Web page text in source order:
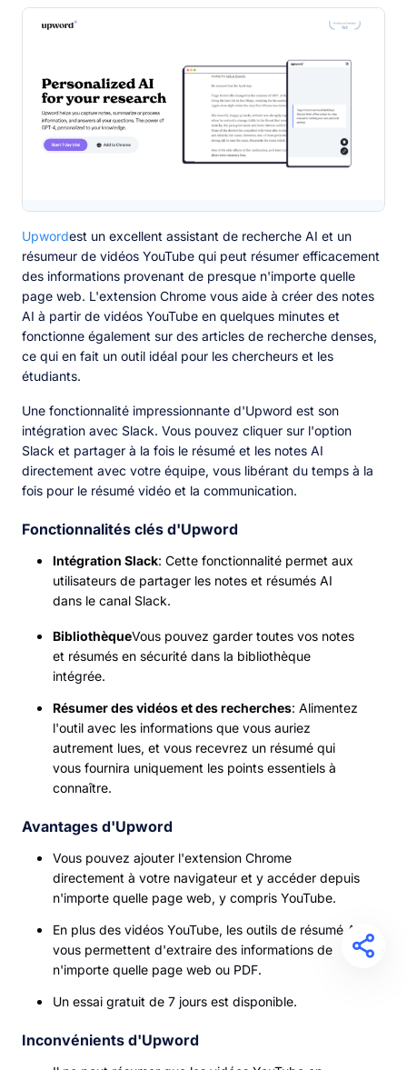
Upwordest un excellent assistant de recherche AI et un
résumeur de vidéos YouTube qui peut résumer efficacement
des informations provenant de presque n'importe quelle
page web. L'extension Chrome vous aide à créer des notes
AI à partir de vidéos YouTube en quelques minutes et
fonctionne également sur des articles de recherche denses,
ce qui en fait un outil idéal pour les chercheurs et les
étudiants.
Une fonctionnalité impressionnante d'Upword est son
intégration avec Slack. Vous pouvez cliquer sur l'option
Slack et partager à la fois le résumé et les notes AI
directement avec votre équipe, vous libérant du temps à la
fois pour le résumé vidéo et la communication.
Fonctionnalités clés d'Upword
Intégration Slack: Cette fonctionnalité permet aux
utilisateurs de partager les notes et résumés AI
dans le canal Slack.
BibliothèqueVous pouvez garder toutes vos notes
et résumés en sécurité dans la bibliothèque
intégrée.
Résumer des vidéos et des recherches: Alimentez
l'outil avec les informations que vous auriez
autrement lues, et vous recevrez un résumé qui
vous fournira uniquement les points essentiels à
connaître.
Avantages d'Upword
Vous pouvez ajouter l'extension Chrome
directement à votre navigateur et y accéder depuis
n'importe quelle page web, y compris YouTube.
En plus des vidéos YouTube, les outils de résumé AI
vous permettent d'extraire des informations de
n'importe quelle page web ou PDF.
Un essai gratuit de 7 jours est disponible.
Inconvénients d'Upword